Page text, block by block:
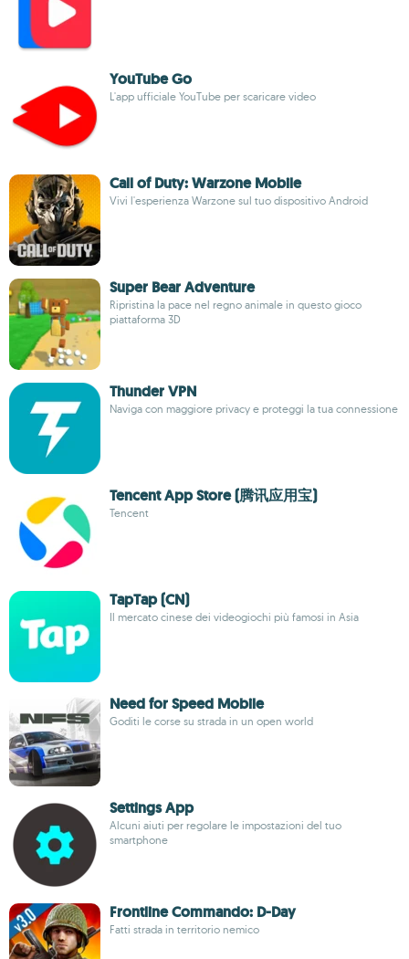
YouTube Go
L'app ufficiale YouTube per scaricare video
Call of Duty: Warzone Mobile
Vivi l'esperienza Warzone sul tuo dispositivo Android
Super Bear Adventure
Ripristina la pace nel regno animale in questo gioco
piattaforma 3D
Thunder VPN
Naviga con maggiore privacy e proteggi la tua connessione
Tencent App Store (腾讯应用宝)
Tencent
TapTap (CN)
Il mercato cinese dei videogiochi più famosi in Asia
Need for Speed Mobile
Goditi le corse su strada in un open world
Settings App
Alcuni aiuti per regolare le impostazioni del tuo
smartphone
Frontline Commando: D-Day
Fatti strada in territorio nemico